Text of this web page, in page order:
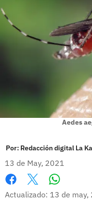
Aedes
Por: Redacción digital La
13 de May, 2021
Facebook
X
Actualizado: 13 de may,